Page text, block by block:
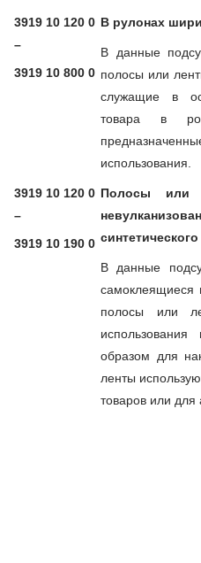
3919 10 120 0
–
3919 10 800 0
В рулонах
В данные
полосы или
служащие в
товара в
использования.
3919 10 120 0
–
3919 10 190 0
Полосы или
синтетического
В данные
самоклеящиеся
полосы или
образом для
ленты
товаров или для